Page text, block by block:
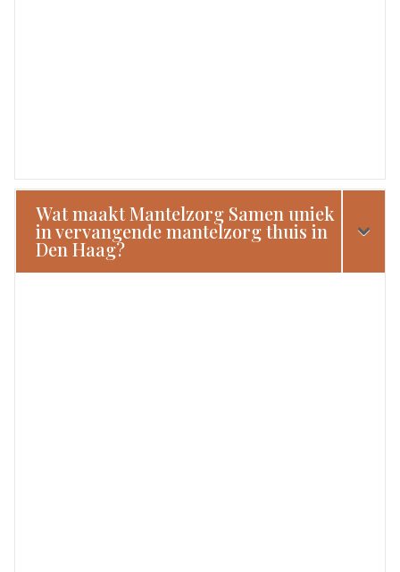
Wat maakt Mantelzorg Samen uniek
in vervangende mantelzorg thuis in
Den Haag?